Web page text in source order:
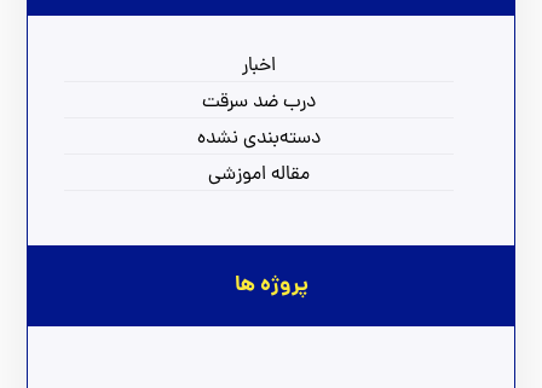
اخبار
درب ضد سرقت
دسته‌بندی نشده
مقاله اموزشی
پروژه ها